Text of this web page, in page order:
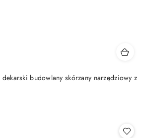
budowlany skórzany narzędziowy z